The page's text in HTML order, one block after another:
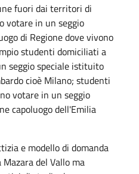
fuori dai territori di
votare in un seggio
di Regione dove vivono
studenti domiciliati a
seggio speciale istituito
cioè Milano; studenti
votare in un seggio
capoluogo dell'Emilia
e modello di domanda
del Vallo ma